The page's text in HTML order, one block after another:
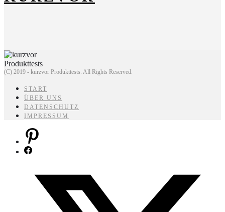
(C) 2019 - kurzvor Produkttests. All Rights Reserved.
START
ÜBER UNS
DATENSCHUTZ
IMPRESSUM